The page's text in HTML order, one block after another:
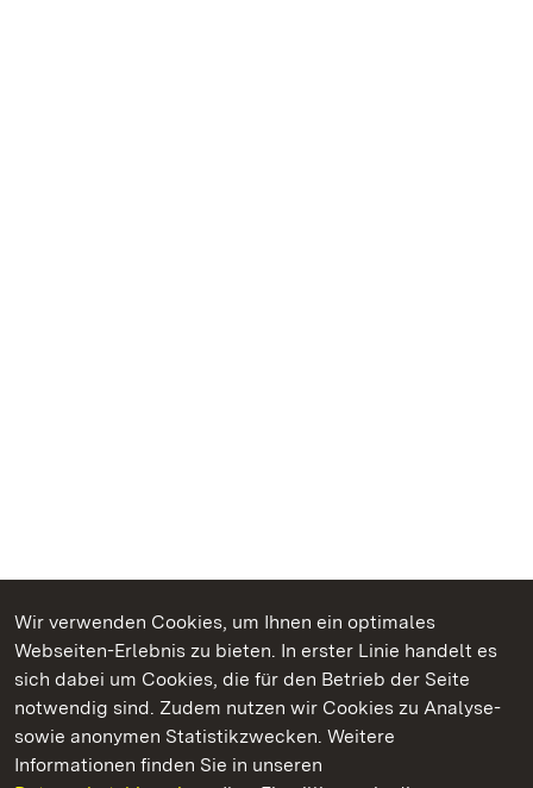
Wir verwenden Cookies, um Ihnen ein optimales
Webseiten-Erlebnis zu bieten. In erster Linie handelt es
sich dabei um Cookies, die für den Betrieb der Seite
notwendig sind. Zudem nutzen wir Cookies zu Analyse-
sowie anonymen Statistikzwecken. Weitere
Informationen finden Sie in unseren
Kommen. Staunen. Genießen.